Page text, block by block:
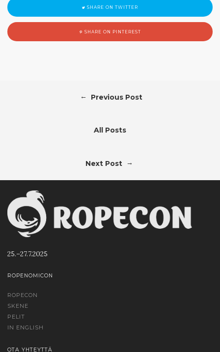
SHARE ON TWITTER
SHARE ON PINTEREST
← Previous Post
All Posts
Next Post →
25.–27.7.2025
ROPENOMICON
ROPECON
SKENE
PELIT
IN ENGLISH
OTA YHTEYTTÄ